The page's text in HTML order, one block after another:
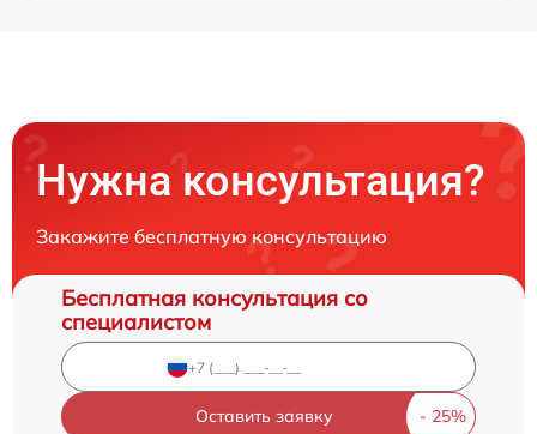
Нужна консультация?
Закажите бесплатную консультацию
Бесплатная консультация со
специалистом
Оставить заявку